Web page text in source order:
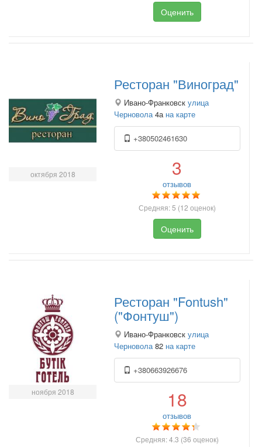
Оценить
октября 2018
Ресторан "Виноград"
Ивано-Франковск улица
Черновола4а на карте
+380502461630
3
отзывов
Средняя:5 (12 оценок)
Оценить
ноября 2018
Ресторан "Fontush"
("Фонтуш")
Ивано-Франковск улица
Черновола 82 на карте
+380663926676
18
отзывов
Средняя:4.3 (36 оценок)